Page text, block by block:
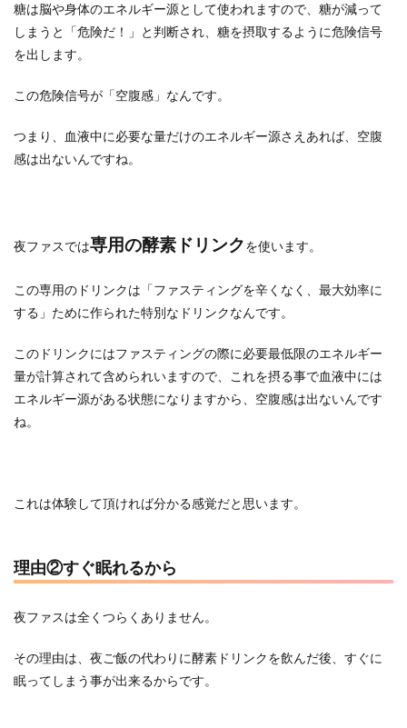
糖は脳や身体のエネルギー源として使われますので、糖が減って
しまうと「危険だ！」と判断され、糖を摂取するように危険信号
を出します。
この危険信号が「空腹感」なんです。
つまり、血液中に必要な量だけのエネルギー源さえあれば、空腹
感は出ないんですね。
夜ファスでは専用の酵素ドリンクを使います。
この専用のドリンクは「ファスティングを辛くなく、最大効率に
する」ために作られた特別なドリンクなんです。
このドリンクにはファスティングの際に必要最低限のエネルギー
量が計算されて含められいますので、これを摂る事で血液中には
エネルギー源がある状態になりますから、空腹感は出ないんです
ね。
これは体験して頂ければ分かる感覚だと思います。
理由②すぐ眠れるから
夜ファスは全くつらくありません。
その理由は、夜ご飯の代わりに酵素ドリンクを飲んだ後、すぐに
眠ってしまう事が出来るからです。